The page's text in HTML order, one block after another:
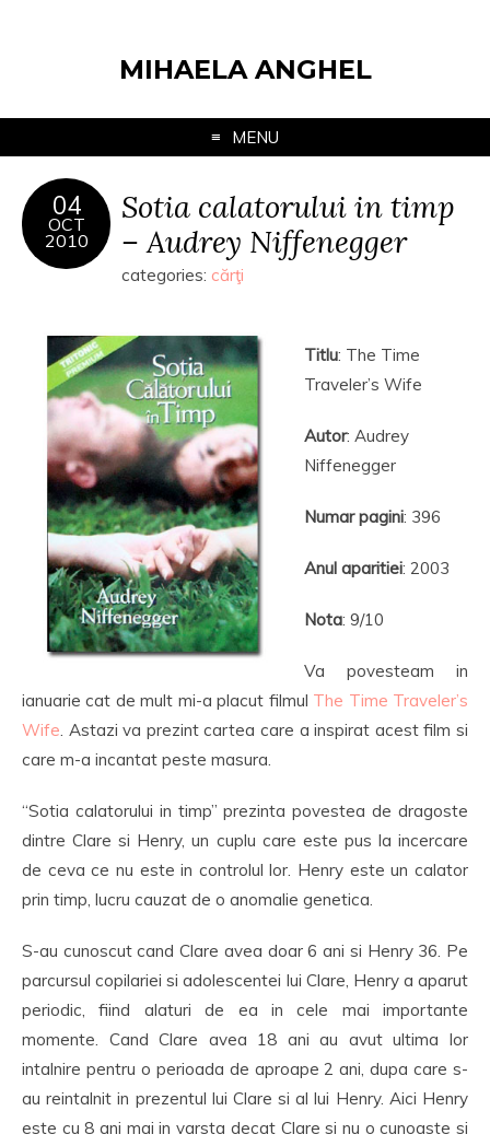
MIHAELA ANGHEL
MENU
04
OCT
2010
Sotia calatorului in timp
– Audrey Niffenegger
categories: cărţi
Titlu: The Time
Traveler’s Wife
Autor: Audrey
Niffenegger
Numar pagini: 396
Anul aparitiei: 2003
Nota: 9/10
Va povesteam in
ianuarie cat de mult mi-a placut filmul The Time Traveler’s
Wife. Astazi va prezint cartea care a inspirat acest film si
care m-a incantat peste masura.
“Sotia calatorului in timp” prezinta povestea de dragoste
dintre Clare si Henry, un cuplu care este pus la incercare
de ceva ce nu este in controlul lor. Henry este un calator
prin timp, lucru cauzat de o anomalie genetica.
S-au cunoscut cand Clare avea doar 6 ani si Henry 36. Pe
parcursul copilariei si adolescentei lui Clare, Henry a aparut
periodic, fiind alaturi de ea in cele mai importante
momente. Cand Clare avea 18 ani au avut ultima lor
intalnire pentru o perioada de aproape 2 ani, dupa care s-
au reintalnit in prezentul lui Clare si al lui Henry. Aici Henry
este cu 8 ani mai in varsta decat Clare si nu o cunoaste si